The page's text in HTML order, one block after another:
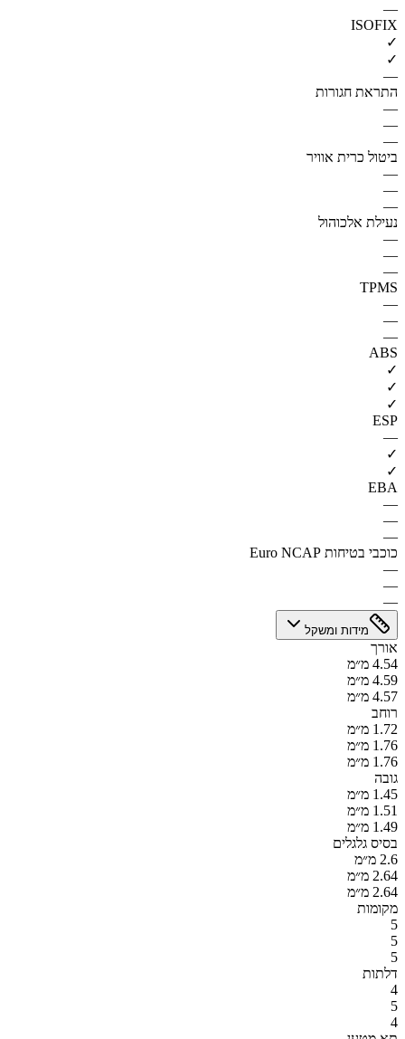
—
ISOFIX
✓
✓
—
התראת חגורות
—
—
—
ביטול כרית אוויר
—
—
—
נעילת אלכוהול
—
—
—
TPMS
—
—
—
ABS
✓
✓
✓
ESP
—
✓
✓
EBA
—
—
—
כוכבי בטיחות Euro NCAP
—
—
—
מידות ומשקל
אורך
4.54 מ״מ
4.59 מ״מ
4.57 מ״מ
רוחב
1.72 מ״מ
1.76 מ״מ
1.76 מ״מ
גובה
1.45 מ״מ
1.51 מ״מ
1.49 מ״מ
בסיס גלגלים
2.6 מ״מ
2.64 מ״מ
2.64 מ״מ
מקומות
5
5
5
דלתות
4
5
4